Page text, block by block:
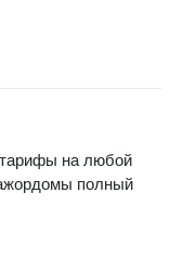
на любой
полный